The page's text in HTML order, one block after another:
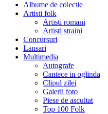
Albume de colectie
Artisti folk
Artisti romani
Artisti straini
Concursuri
Lansari
Multimedia
Autografe
Cantece in oglinda
Clipul zilei
Galerii foto
Piese de ascultat
Top 100 Folk